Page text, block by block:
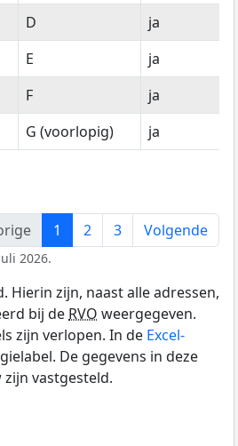
D
ja
E
ja
F
ja
G (voorlopig) ja
1 2 3 Volgende
2026.
Hierin zijn, naast alle adressen,
bij de RVO weergegeven.
zijn verlopen. In de Excel-
De gegevens in deze
vastgesteld.